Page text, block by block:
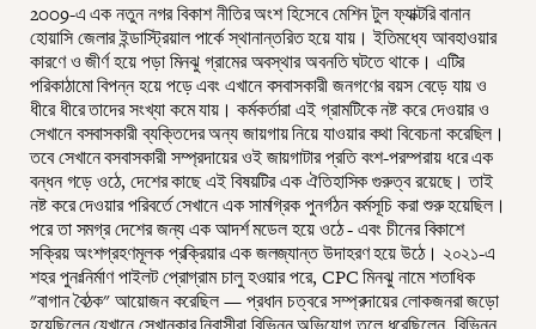
2009-এ এক নতুন নগর বিকাশ নীতির অংশ হিসেবে মেশিন টুল ফ্যাক্টরি বানান
হোয়াসি জেলার ইন্ডাস্ট্রিয়াল পার্কে স্থানান্তরিত হয়ে যায়। ইতিমধ্যে আবহাওয়ার
কারণে ও জীর্ণ হয়ে পড়া মিনঝু গ্রামের অবস্থার অবনতি ঘটতে থাকে। এটির
পরিকাঠামো বিপন্ন হয়ে পড়ে এবং এখানে বসবাসকারী জনগণের বয়স বেড়ে যায় ও
ধীরে ধীরে তাদের সংখ্যা কমে যায়। কর্মকর্তারা এই গ্রামটিকে নষ্ট করে দেওয়ার ও
সেখানে বসবাসকারী ব্যক্তিদের অন্য জায়গায় নিয়ে যাওয়ার কথা বিবেচনা করেছিল।
তবে সেখানে বসবাসকারী সম্প্রদায়ের ওই জায়গাটার প্রতি বংশ-পরম্পরায় ধরে এক
বন্ধন গড়ে ওঠে, দেশের কাছে এই বিষয়টির এক ঐতিহাসিক গুরুত্ব রয়েছে। তাই
নষ্ট করে দেওয়ার পরিবর্তে সেখানে এক সামগ্রিক পুনর্গঠন কর্মসূচি করা শুরু হয়েছিল।
পরে তা সমগ্র দেশের জন্য এক আদর্শ মডেল হয়ে ওঠে - এবং চীনের বিকাশে
সক্রিয় অংশগ্রহণমূলক প্রক্রিয়ার এক জলজ্যান্ত উদাহরণ হয়ে উঠে। ২০২১-এ
শহর পুনঃনির্মাণ পাইলট প্রোগ্রাম চালু হওয়ার পরে, CPC মিনঝু নামে শতাধিক
"বাগান বৈঠক" আয়োজন করেছিল — প্রধান চত্বরে সম্প্রদায়ের লোকজনরা জড়ো